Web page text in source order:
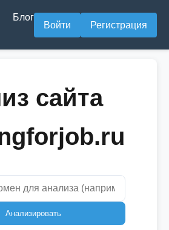
Блог
Войти Регистрация
сайта
Анализировать